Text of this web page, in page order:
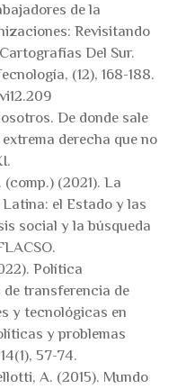
de la
Revisitando
Del Sur.
(12), 168-188.
De donde sale
derecha que no
(comp.) (2021). La
el Estado y las
social y la búsqueda
Política
transferencia de
y tecnológicas en
y problemas
57-74.
A. (2015). Mundo